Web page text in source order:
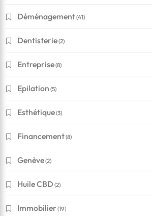
Déménagement(41)
Dentisterie(2)
Entreprise(8)
Epilation (5)
Esthétique(3)
Financement(8)
Genève(2)
Huile CBD (2)
Immobilier(19)